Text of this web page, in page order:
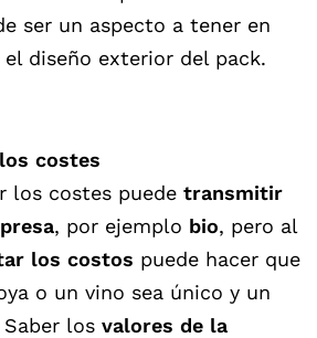
ser un aspecto a tener en
diseño exterior del pack.
costes
los costes puede transmitir
, por ejemplo bio, pero al
los costos puede hacer que
o un vino sea único y un
Saber los valores de la